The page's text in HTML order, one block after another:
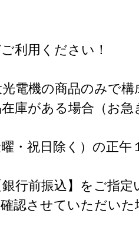
利用ください！
電機の商品のみで構
庫がある場合（お急
・祝日除く）の正午
行前振込】をご指定
認させていただいた